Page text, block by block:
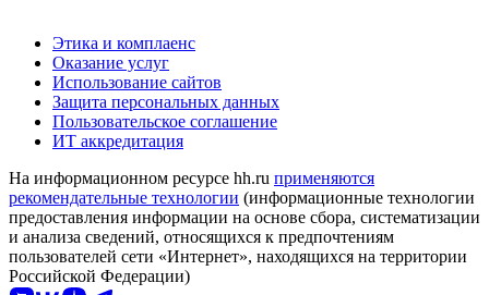
Этика и комплаенс
Оказание услуг
Использование сайтов
Защита персональных данных
Пользовательское соглашение
ИТ аккредитация
На информационном ресурсе hh.ru применяются
рекомендательные технологии (информационные технологии
предоставления информации на основе сбора, систематизации
и анализа сведений, относящихся к предпочтениям
пользователей сети «Интернет», находящихся на территории
Российской Федерации)